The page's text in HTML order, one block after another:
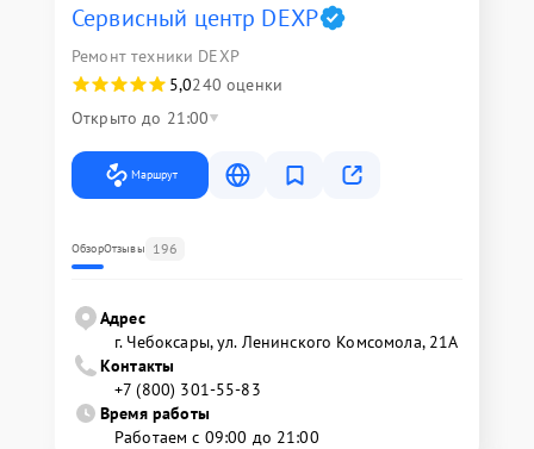
Сервисный центр DEXP
Ремонт техники DEXP
5,0240 оценки
Открыто до 21:00
Маршрут
ОбзорОтзывы 196
Адрес
г. Чебоксары, ул. Ленинского Комсомола, 21А
Контакты
+7 (800) 301-55-83
Время работы
Работаем с 09:00 до 21:00